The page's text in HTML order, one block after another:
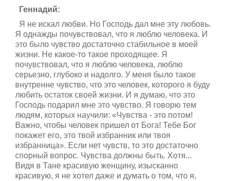
Геннадий:
Я не искал любви. Но Господь дал мне эту любовь.
Я однажды почувствовал, что я люблю человека. И
это было чувство достаточно стабильное в моей
жизни. Не какое-то такое проходящее. Я
почувствовал, что я люблю человека, люблю
серьезно, глубоко и надолго. У меня было такое
внутренне чувство, что это человек, которого я буду
любить остаток своей жизни. И я думаю, что это
Господь подарил мне это чувство. Я говорю тем
людям, которых научили: «Чувства - это потом!
Важно, чтобы человек пришел от Бога! Тебе Бог
покажет его, это твой избранник или твоя
избранница». Если нет чувств, то это достаточно
спорный вопрос. Чувства должны быть. Хотя...
Видя в Тане красивую женщину, изысканно
красивую, я не хотел даже и думать о том, что я,